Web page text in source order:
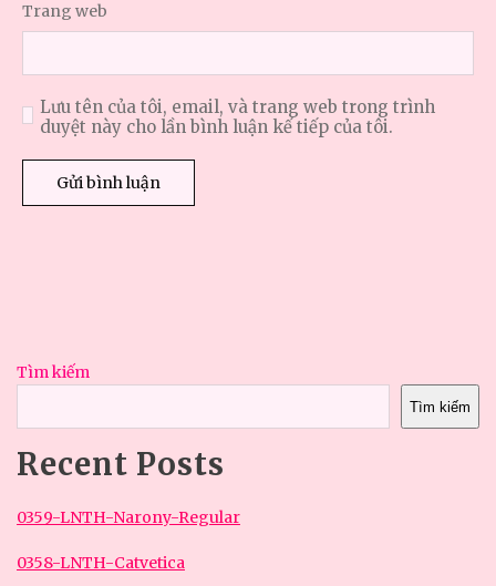
Trang web
Lưu tên của tôi, email, và trang web trong trình
duyệt này cho lần bình luận kế tiếp của tôi.
Tìm kiếm
Tìm kiếm
Recent Posts
0359-LNTH-Narony-Regular
0358-LNTH-Catvetica